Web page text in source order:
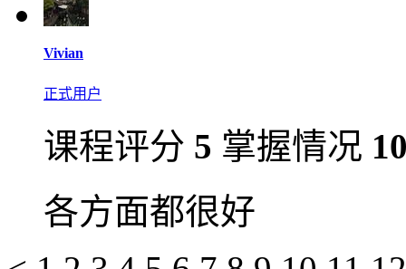
Vivian
正式用户
课程评分 5 掌握情况
各方面都很好